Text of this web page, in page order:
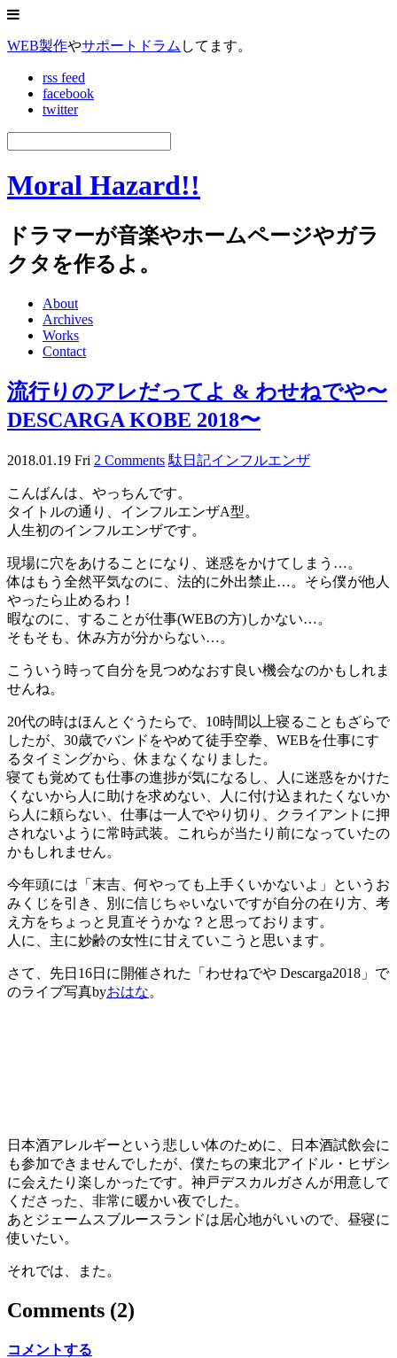
WEB製作やサポートドラム してます。
rss feed
facebook
twitter
Moral Hazard!!
ドラマーが音楽やホームページやガラ
クタを作るよ。
About
Archives
Works
Contact
流行りのアレだってよ & わせねでや〜
DESCARGA KOBE 2018〜
2018.01.19 Fri 2 Comments 駄日記インフルエンザ
こんばんは、やっちんです。
タイトルの通り、インフルエンザA型。
人生初のインフルエンザです。
現場に穴をあけることになり、迷惑をかけてしまう…。
体はもう全然平気なのに、法的に外出禁止…。そら僕が他人
やったら止めるわ！
暇なのに、することが仕事(WEBの方)しかない…。
そもそも、休み方が分からない…。
こういう時って自分を見つめなおす良い機会なのかもしれま
せんね。
20代の時はほんとぐうたらで、10時間以上寝ることもざらで
したが、30歳でバンドをやめて徒手空拳、WEBを仕事にす
るタイミングから、休まなくなりました。
寝ても覚めても仕事の進捗が気になるし、人に迷惑をかけた
くないから人に助けを求めない、人に付け込まれたくないか
ら人に頼らない、仕事は一人でやり切り、クライアントに押
されないように常時武装。これらが当たり前になっていたの
かもしれません。
今年頭には「末吉、何やっても上手くいかないよ」というお
みくじを引き、別に信じちゃいないですが自分の在り方、考
え方をちょっと見直そうかな？と思っております。
人に、主に妙齢の女性に甘えていこうと思います。
さて、先日16日に開催された「わせねでや Descarga2018」で
のライブ写真byおはな。
日本酒アレルギーという悲しい体のために、日本酒試飲会に
も参加できませんでしたが、僕たちの東北アイドル・ヒザシ
に会えたり楽しかったです。神戸デスカルガさんが用意して
くださった、非常に暖かい夜でした。
あとジェームスブルースランドは居心地がいいので、昼寝に
使いたい。
それでは、また。
Comments (2)
コメントする